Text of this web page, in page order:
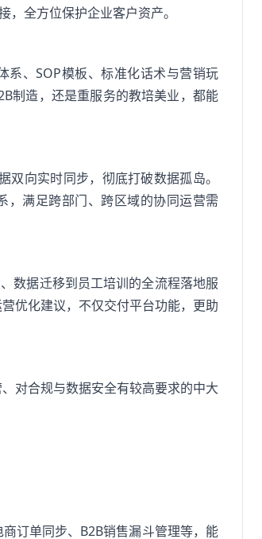
全方位保护企业客户资产。
系、SOP模板、标准化话术与营销玩
制造，还是重服务的教培美业，都能
向实时同步，彻底打破数据孤岛。
，满足跨部门、跨区域的协同运营需
数据迁移到员工培训的全流程落地服
优化建议，不仅交付平台功能，更助
对合规与数据安全有较高要求的中大
订单同步、B2B销售漏斗管理等，能